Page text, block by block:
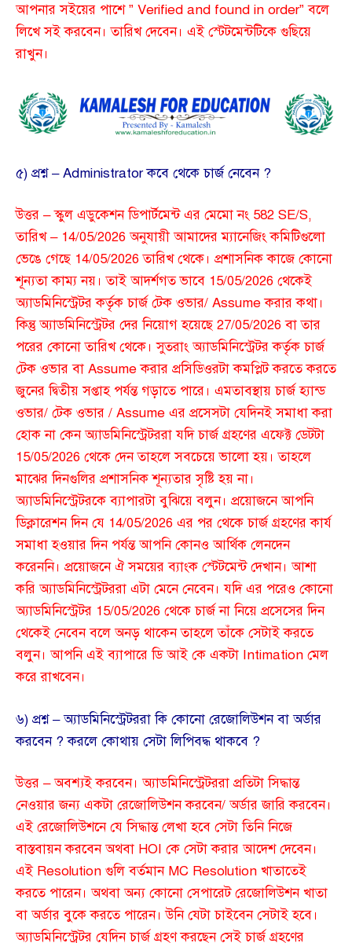
আপনার সইয়ের পাশে ” Verified and found in order” বলে
লিখে সই করবেন। তারিখ দেবেন। এই স্টেটমেন্টটিকে গুছিয়ে
রাখুন।
৫) প্রশ্ন – Administrator কবে থেকে চার্জ নেবেন ?
উত্তর – স্কুল এডুকেশন ডিপার্টমেন্ট এর মেমো নং 582 SE/S,
তারিখ – 14/05/2026 অনুযায়ী আমাদের ম্যানেজিং কমিটিগুলো
ভেঙে গেছে 14/05/2026 তারিখ থেকে। প্রশাসনিক কাজে কোনো
শূন্যতা কাম্য নয়। তাই আদর্শগত ভাবে 15/05/2026 থেকেই
অ্যাডমিনিস্ট্রেটর কর্তৃক চার্জ টেক ওভার/ Assume করার কথা।
কিন্তু অ্যাডমিনিস্ট্রেটর দের নিয়োগ হয়েছে 27/05/2026 বা তার
পরের কোনো তারিখ থেকে। সুতরাং অ্যাডমিনিস্ট্রেটর কর্তৃক চার্জ
টেক ওভার বা Assume করার প্রসিডিওরটা কমপ্লিট করতে করতে
জুনের দ্বিতীয় সপ্তাহ পর্যন্ত গড়াতে পারে। এমতাবস্থায় চার্জ হ্যান্ড
ওভার/ টেক ওভার / Assume এর প্রসেসটা যেদিনই সমাধা করা
হোক না কেন অ্যাডমিনিস্ট্রেটররা যদি চার্জ গ্রহণের এফেক্ট ডেটটা
15/05/2026 থেকে দেন তাহলে সবচেয়ে ভালো হয়। তাহলে
মাঝের দিনগুলির প্রশাসনিক শূন্যতার সৃষ্টি হয় না।
অ্যাডমিনিস্ট্রেটরকে ব্যাপারটা বুঝিয়ে বলুন। প্রয়োজনে আপনি
ডিক্লারেশন দিন যে 14/05/2026 এর পর থেকে চার্জ গ্রহণের কার্য
সমাধা হওয়ার দিন পর্যন্ত আপনি কোনও আর্থিক লেনদেন
করেননি। প্রয়োজনে ঐ সময়ের ব্যাংক স্টেটমেন্ট দেখান। আশা
করি অ্যাডমিনিস্ট্রেটররা এটা মেনে নেবেন। যদি এর পরেও কোনো
অ্যাডমিনিস্ট্রেটর 15/05/2026 থেকে চার্জ না নিয়ে প্রসেসের দিন
থেকেই নেবেন বলে অনড় থাকেন তাহলে তাঁকে সেটাই করতে
বলুন। আপনি এই ব্যাপারে ডি আই কে একটা Intimation মেল
করে রাখবেন।
৬) প্রশ্ন – অ্যাডমিনিস্ট্রেটররা কি কোনো রেজোলিউশন বা অর্ডার
করবেন ? করলে কোথায় সেটা লিপিবদ্ধ থাকবে ?
উত্তর – অবশ্যই করবেন। অ্যাডমিনিস্ট্রেটররা প্রতিটা সিদ্ধান্ত
নেওয়ার জন্য একটা রেজোলিউশন করবেন/ অর্ডার জারি করবেন।
এই রেজোলিউশনে যে সিদ্ধান্ত লেখা হবে সেটা তিনি নিজে
বাস্তবায়ন করবেন অথবা HOI কে সেটা করার আদেশ দেবেন।
এই Resolution গুলি বর্তমান MC Resolution খাতাতেই
করতে পারেন। অথবা অন্য কোনো সেপারেট রেজোলিউশন খাতা
বা অর্ডার বুকে করতে পারেন। উনি যেটা চাইবেন সেটাই হবে।
অ্যাডমিনিস্ট্রেটর যেদিন চার্জ গ্রহণ করছেন সেই চার্জ গ্রহণের